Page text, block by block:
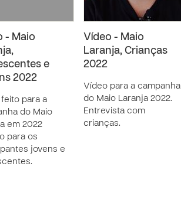
- Maio
e
2022
para a
do Maio
em 2022
para os
jovens e
Vídeo - Maio
Laranja, Crianças
2022
Vídeo para a campanha
do Maio Laranja 2022.
Entrevista com
crianças.